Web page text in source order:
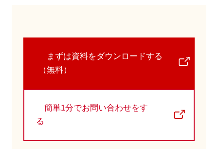
まずは資料をダウンロードする
（無料）
簡単1分でお問い合わせをす
る